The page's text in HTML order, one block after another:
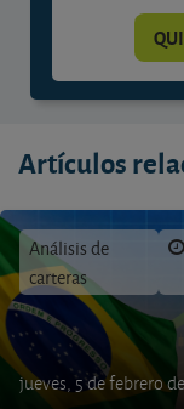
Artículos
Análisis de
carteras
jueves, 5 de febrero